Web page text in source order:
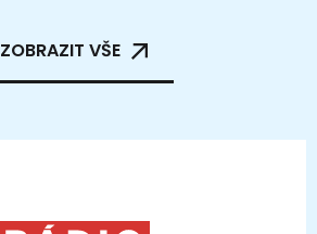
ZOBRAZIT VŠE